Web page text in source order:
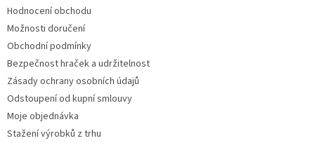
Hodnocení obchodu
Možnosti doručení
Obchodní podmínky
Bezpečnost hraček a udržitelnost
Zásady ochrany osobních údajů
Odstoupení od kupní smlouvy
Moje objednávka
Stažení výrobků z trhu